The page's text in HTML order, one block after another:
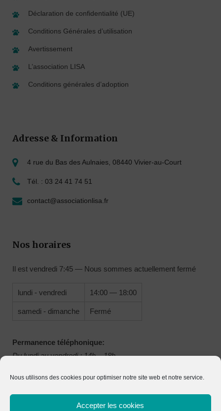
Nous utilisons des cookies pour optimiser notre site web et notre service.
Accepter les cookies
Déclaration de confidentialité (UE)
Conditions Générales d’utilisation
Avertissement
L’association LISA
Conditions générales d’adoption
Adresse & Information
4 rue du Bas des Aulnaies, 08440 Vivier-au-Court
Tél. : 03 24 41 74 51
contact@associationlisa.fr
Nos horaires
Il est vendredi 7:45 — Nous sommes actuellement fermé
lundi - vendredi 14:00 — 18:00
samedi - dimanche Fermé
Permanence téléphonique:
Du lundi au vendredi : 14h – 18h